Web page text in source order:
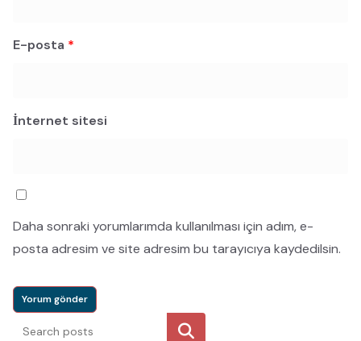
E-posta *
İnternet sitesi
Daha sonraki yorumlarımda kullanılması için adım, e-
posta adresim ve site adresim bu tarayıcıya kaydedilsin.
Ara